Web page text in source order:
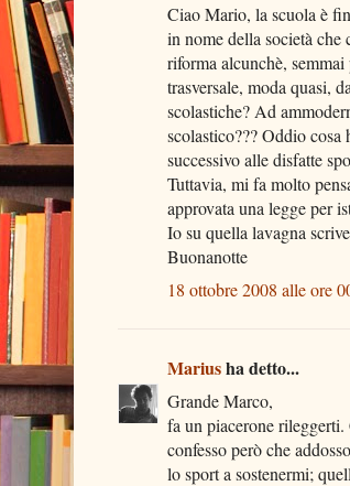
Ciao Mario, la scuola è
in nome della società
riforma alcunchè,
trasversale, moda quasi,
scolastiche? Ad
scolastico??? Oddio
successivo alle disfatte
Tuttavia, mi fa molto
approvata una legge per
Io su quella lavagna
Buonanotte
18 ottobre 2008 alle ore
Mariusha detto...
Grande Marco,
fa un piacerone
confesso però che
lo sport a sostenermi;